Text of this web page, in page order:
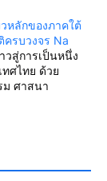
หลักของภาคใต้
รบวงจร Na
วสู่การเป็นหนึ่ง
ศไทย ด้วย
ม ศาสนา